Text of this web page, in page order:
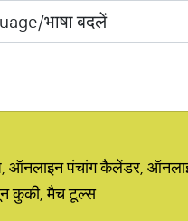
ऑनलाइन पंचांग कैलेंडर,
कुकी, मैच टूल्स